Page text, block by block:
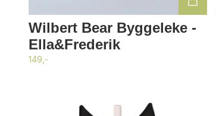
Wilbert Bear Byggeleke -
Ella&Frederik
149,-